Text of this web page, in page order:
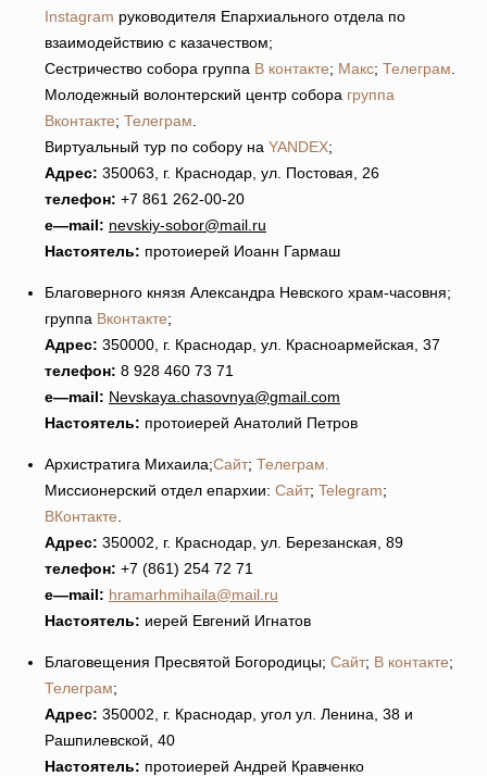
Instagram руководителя Епархиального отдела по
взаимодействию с казачеством;
Сестричество собора группа В контакте; Макс; Телеграм
Молодежный волонтерский центр собора группа
Вконтакте; Телеграм
Виртуальный тур по собору на YANDEX;
Адрес: 350063, г. Краснодар, ул. Постовая, 26
телефон: +7 861 262-00-20
e—mail: nevskiy-sobor@mail.ru
Настоятель: протоиерей Иоанн Гармаш
Благоверного князя Александра Невского храм-часовня;
группа Вконтакте;
Адрес: 350000, г. Краснодар, ул. Красноармейская, 37
телефон: 8 928 460 73 71
e—mail: Nevskaya chasovnya@gmail com
Настоятель: протоиерей Анатолий Петров
Архистратига Михаила;Сайт; Телеграм.
Миссионерский отдел епархии: Сайт; Telegram;
ВКонтакте
Адрес: 350002, г. Краснодар, ул. Березанская, 89
телефон: +7 (861) 254 72 71
e—mail: hramarhmihaila@mail.ru
Настоятель: иерей Евгений Игнатов
Благовещения Пресвятой Богородицы; Сайт; В контакте;
Телеграм;
Адрес: 350002, г. Краснодар, угол ул. Ленина, 38 и
Рашпилевской, 40
Настоятель: протоиерей Андрей Кравченко